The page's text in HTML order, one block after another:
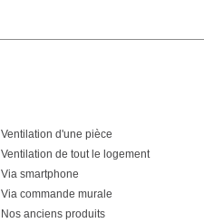
Ventilation d'une pièce
Ventilation de tout le logement
Via smartphone
Via commande murale
Nos anciens produits